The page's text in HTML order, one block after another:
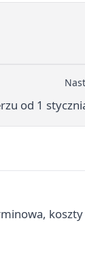
od 1
koszty